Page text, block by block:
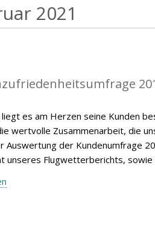
2021
es am Herzen seine Kunden
wertvolle Zusammenarbeit, die
Auswertung der Kundenumfrage
unseres Flugwetterberichts,